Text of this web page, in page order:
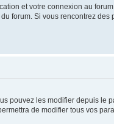
et votre connexion au
forum. Si vous rencontrez
pouvez les modifier depuis le
de modifier tous vos